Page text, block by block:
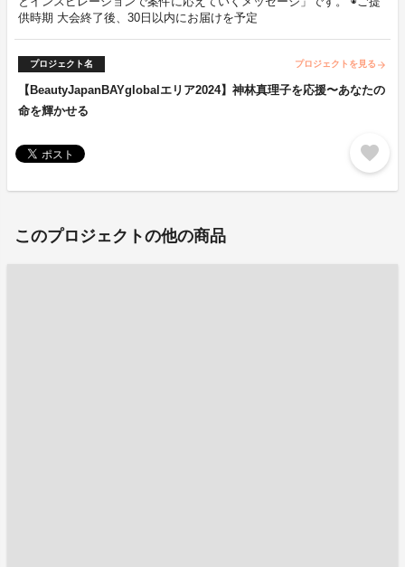
供時期 大会終了後、30日以内にお届けを予定
プロジェクト名 プロジェクトを見る arrow_forward
【BeautyJapanBAYglobalエリア2024】神林真理子を応援〜あなたの
命を輝かせる
favorite
このプロジェクトの他の商品